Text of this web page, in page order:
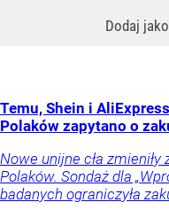
Dodaj jako
Temu, Shein i
Polaków zapytano o
Nowe unijne cła
Polaków. Sondaż dla
badanych ograniczyła